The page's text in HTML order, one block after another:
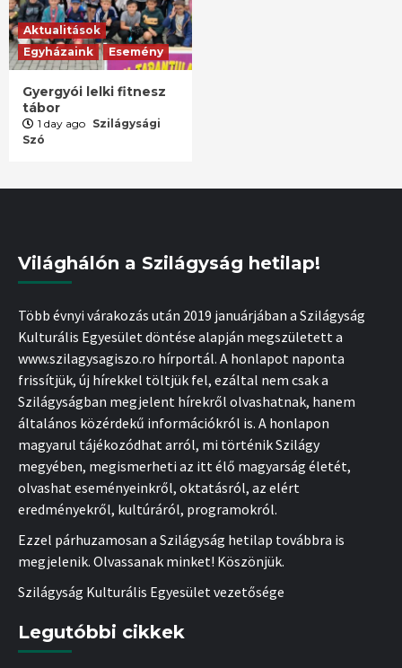
Aktualitások
Egyházaink
Esemény
Gyergyói lelki fitnesz
tábor
1 day ago Szilágysági
Szó
Világhálón a Szilágyság hetilap!
Több évnyi várakozás után 2019 januárjában a Szilágyság
Kulturális Egyesület döntése alapján megszületett a
www.szilagysagiszo.ro hírportál. A honlapot naponta
frissítjük, új hírekkel töltjük fel, ezáltal nem csak a
Szilágyságban megjelent hírekről olvashatnak, hanem
általános közérdekű információkról is. A honlapon
magyarul tájékozódhat arról, mi történik Szilágy
megyében, megismerheti az itt élő magyarság életét,
olvashat eseményeinkről, oktatásról, az elért
eredményekről, kultúráról, programokról.
Ezzel párhuzamosan a Szilágyság hetilap továbbra is
megjelenik. Olvassanak minket! Köszönjük.
Szilágyság Kulturális Egyesület vezetősége
Legutóbbi cikkek